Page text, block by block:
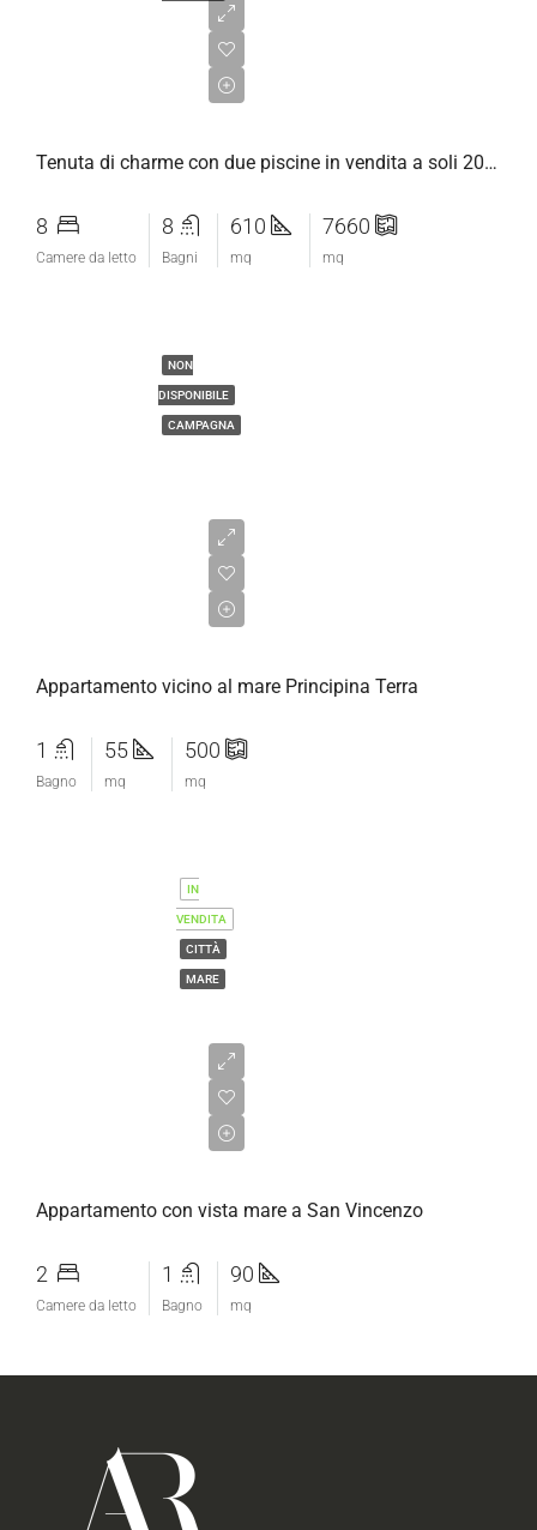
Tenuta di charme con due piscine in vendita a soli 20 minuti da Firenze
8
Camere da letto
8
Bagni
610
mq
7660
mq
NON
DISPONIBILE
CAMPAGNA
Appartamento vicino al mare Principina Terra
1
Bagno
55
mq
500
mq
IN
VENDITA
CITTÀ
MARE
Appartamento con vista mare a San Vincenzo
2
Camere da letto
1
Bagno
90
mq